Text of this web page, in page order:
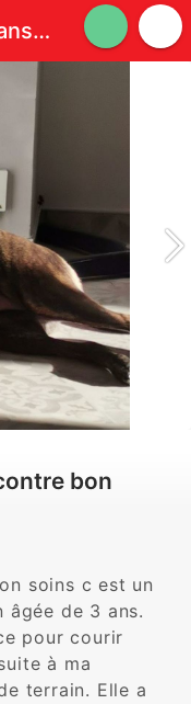
Donne chienne de 3 ans contre bon soins.
bon
soins c est un
âgée de 3 ans.
pour courir
à ma
terrain. Elle a